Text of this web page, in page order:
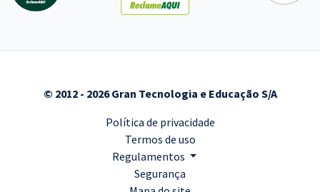
© 2012 - 2026 Gran Tecnologia e Educação S/A
Política de privacidade
Termos de uso
Regulamentos
Segurança